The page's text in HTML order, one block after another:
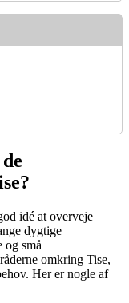
idé at overveje
dygtige
og små
omkring Tise,
Her er nogle af